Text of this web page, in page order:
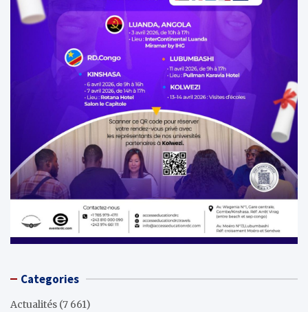
Categories
Actualités (7 661)